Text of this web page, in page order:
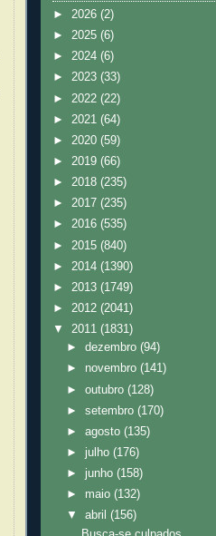
► 2026 (2)
► 2025 (6)
► 2024 (6)
► 2023 (33)
► 2022 (22)
► 2021 (64)
► 2020 (59)
► 2019 (66)
► 2018 (235)
► 2017 (235)
► 2016 (535)
► 2015 (840)
► 2014 (1390)
► 2013 (1749)
► 2012 (2041)
▼ 2011 (1831)
►dezembro(94)
► novembro(141)
►outubro(128)
►setembro(170)
►agosto(135)
► julho(176)
► junho(158)
► maio(132)
▼abril(156)